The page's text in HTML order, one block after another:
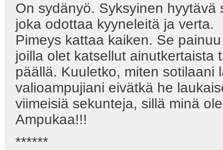
On sydänyö. Syksyinen
joka odottaa kyyneleitä ja verta.
Pimeys kattaa kaiken. Se
joilla olet katsellut ainutkertaista
päällä. Kuuletko, miten sotilaani
valioampujiani eivätkä he
viimeisiä sekunteja, sillä minä
Ampukaa!!!
******